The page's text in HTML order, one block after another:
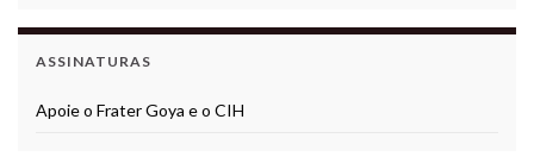
ASSINATURAS
Apoie o Frater Goya e o CIH